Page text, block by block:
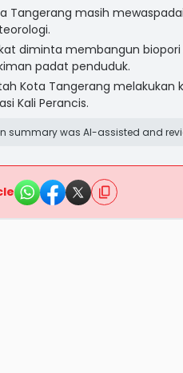
Tangerang masih
diminta membangun
padat penduduk.
Kota Tangerang melakukan
Kali Perancis.
summary was AI-assisted and